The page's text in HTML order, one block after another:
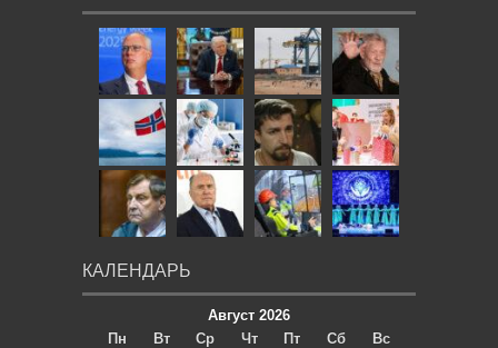
КАЛЕНДАРЬ
Август 2026
Пн
Вт Ср Чт Пт Сб
Вс